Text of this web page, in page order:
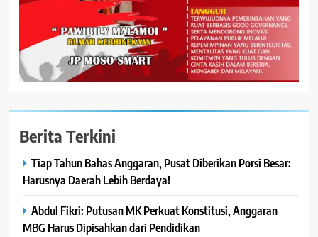
Berita Terkini
Tiap Tahun Bahas Anggaran, Pusat Diberikan Porsi Besar:
Harusnya Daerah Lebih Berdaya!
Abdul Fikri: Putusan MK Perkuat Konstitusi, Anggaran
MBG Harus Dipisahkan dari Pendidikan